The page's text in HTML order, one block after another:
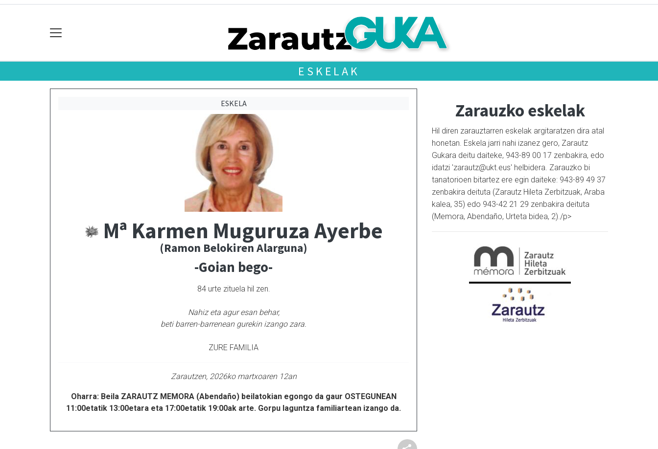
ESKELAK
ESKELA
Mª Karmen Muguruza Ayerbe
(Ramon Belokiren Alarguna)
-Goian bego-
84 urte zituela hil zen.
Nahiz eta agur esan behar,
beti barren-barrenean gurekin izango zara.
ZURE FAMILIA
Zarautzen, 2026ko martxoaren 12an
Oharra: Beila ZARAUTZ MEMORA (Abendaño) beilatokian egongo da gaur OSTEGUNEAN
11:00etatik 13:00etara eta 17:00etatik 19:00ak arte. Gorpu laguntza familiartean izango da.
Zarauzko eskelak
Hil diren zarauztarren eskelak argitaratzen dira atal
honetan. Eskela jarri nahi izanez gero, Zarautz
Gukara deitu daiteke, 943-89 00 17 zenbakira, edo
idatzi 'zarautz@ukt.eus' helbidera. Zarauzko bi
tanatorioen bitartez ere egin daiteke: 943-89 49 37
zenbakira deituta (Zarautz Hileta Zerbitzuak, Araba
kalea, 35) edo 943-42 21 29 zenbakira deituta
(Memora, Abendaño, Urteta bidea, 2)./p>